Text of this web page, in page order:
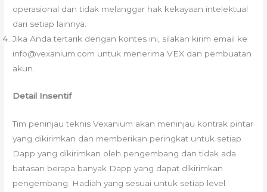
operasional dan tidak melanggar hak kekayaan intelektual
dari setiap lainnya.
Jika Anda tertarik dengan kontes ini, silakan kirim email ke
info@vexanium.com untuk menerima VEX dan pembuatan
akun.
Detail Insentif
Tim peninjau teknis Vexanium akan meninjau kontrak pintar
yang dikirimkan dan memberikan peringkat untuk setiap
Dapp yang dikirimkan oleh pengembang dan tidak ada
batasan berapa banyak Dapp yang dapat dikirimkan
pengembang. Hadiah yang sesuai untuk setiap level